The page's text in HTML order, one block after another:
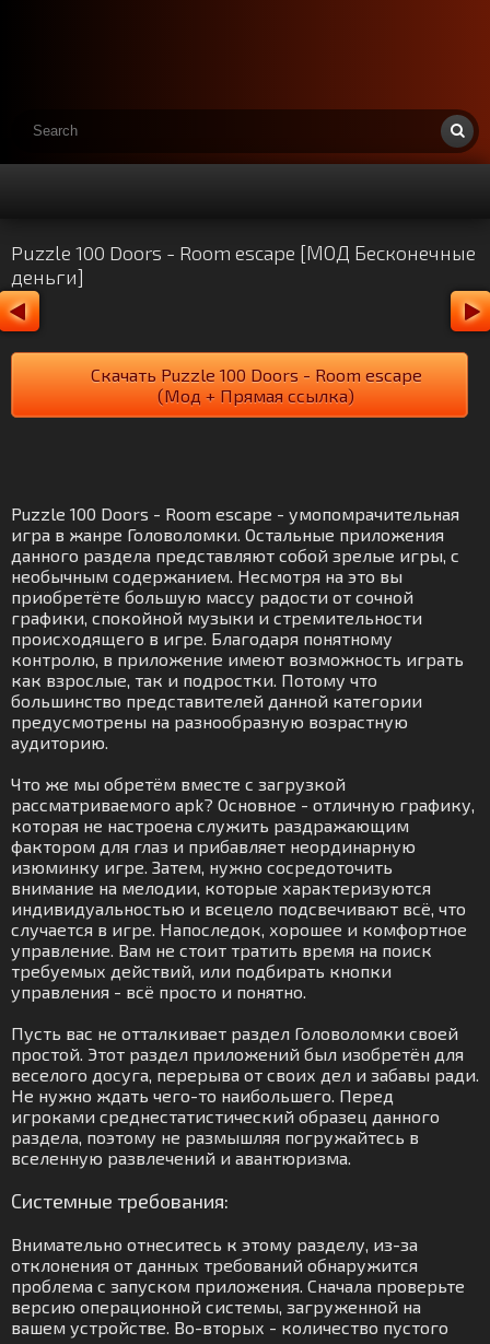
Puzzle 100 Doors - Room escape [МОД Бесконечные
деньги]
Скачать Puzzle 100 Doors - Room escape
(Мод + Прямая ссылка)
Puzzle 100 Doors - Room escape - умопомрачительная
игра в жанре Головоломки. Остальные приложения
данного раздела представляют собой зрелые игры, с
необычным содержанием. Несмотря на это вы
приобретёте большую массу радости от сочной
графики, спокойной музыки и стремительности
происходящего в игре. Благодаря понятному
контролю, в приложение имеют возможность играть
как взрослые, так и подростки. Потому что
большинство представителей данной категории
предусмотрены на разнообразную возрастную
аудиторию.
Что же мы обретём вместе с загрузкой
рассматриваемого apk? Основное - отличную графику,
которая не настроена служить раздражающим
фактором для глаз и прибавляет неординарную
изюминку игре. Затем, нужно сосредоточить
внимание на мелодии, которые характеризуются
индивидуальностью и всецело подсвечивают всё, что
случается в игре. Напоследок, хорошее и комфортное
управление. Вам не стоит тратить время на поиск
требуемых действий, или подбирать кнопки
управления - всё просто и понятно.
Пусть вас не отталкивает раздел Головоломки своей
простой. Этот раздел приложений был изобретён для
веселого досуга, перерыва от своих дел и забавы ради.
Не нужно ждать чего-то наибольшего. Перед
игроками среднестатистический образец данного
раздела, поэтому не размышляя погружайтесь в
вселенную развлечений и авантюризма.
Системные требования:
Внимательно отнеситесь к этому разделу, из-за
отклонения от данных требований обнаружится
проблема с запуском приложения. Сначала проверьте
версию операционной системы, загруженной на
вашем устройстве. Во-вторых - количество пустого